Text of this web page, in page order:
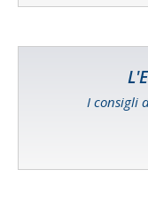
I consigli